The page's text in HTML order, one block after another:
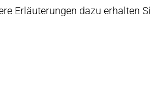
Erläuterungen dazu erhalten